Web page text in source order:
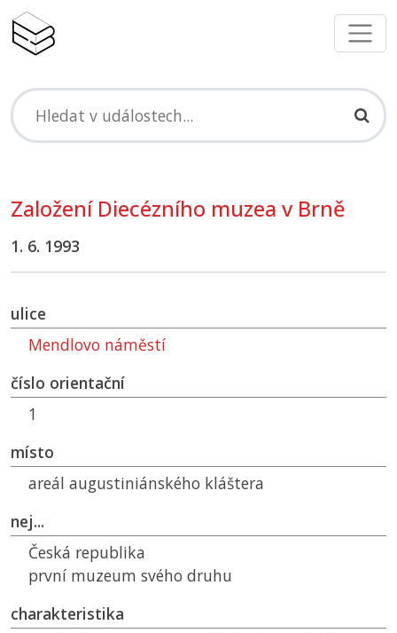
Založení Diecézního muzea v Brně
1. 6. 1993
ulice
Mendlovo náměstí
číslo orientační
1
místo
areál augustiniánského kláštera
nej...
Česká republika
první muzeum svého druhu
charakteristika